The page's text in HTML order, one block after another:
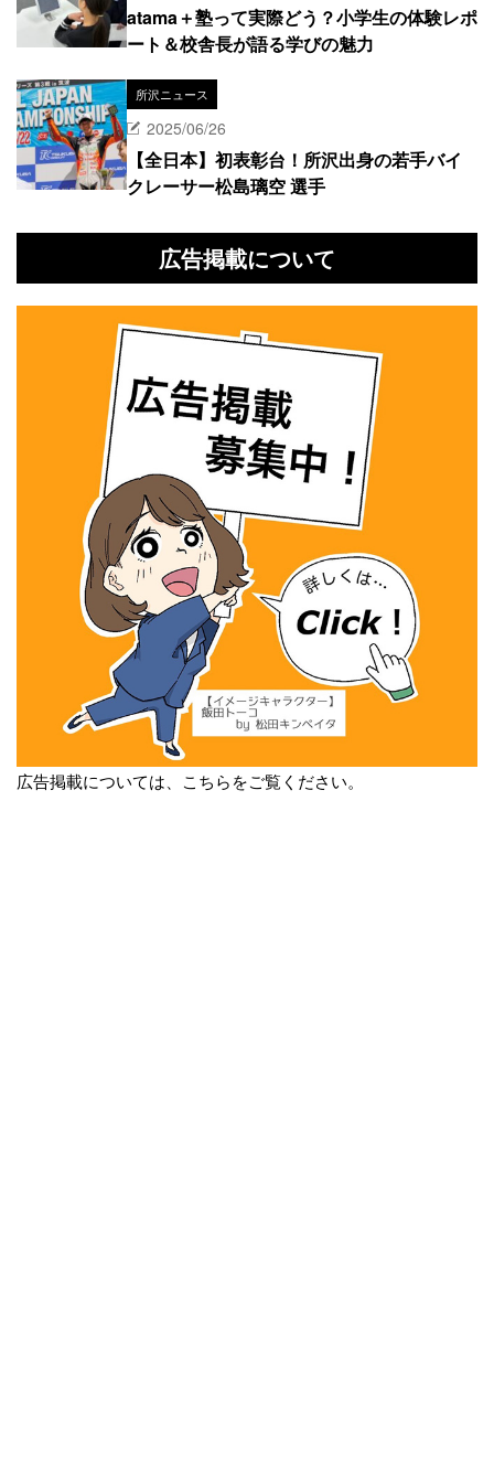
atama＋塾って実際どう？小学生の体験レポ
ート＆校舎長が語る学びの魅力
所沢ニュース
2025/06/26
【全日本】初表彰台！所沢出身の若手バイ
クレーサー松島璃空 選手
広告掲載について
広告掲載については、こちらをご覧ください。